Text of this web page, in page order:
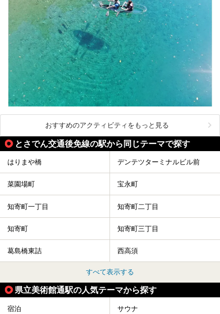
おすすめのアクティビティをもっと見る
とさでん交通後免線の駅から同じテーマで探す
はりまや橋 デンテツターミナルビル前
菜園場町 宝永町
知寄町一丁目 知寄町二丁目
知寄町 知寄町三丁目
葛島橋東詰 西高須
すべて表示する
県立美術館通駅の人気テーマから探す
宿泊 サウナ